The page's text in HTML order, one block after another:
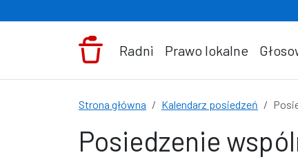
Radni Prawo lokalne
Strona główna Kalendarz posiedzeń
Posiedzenie